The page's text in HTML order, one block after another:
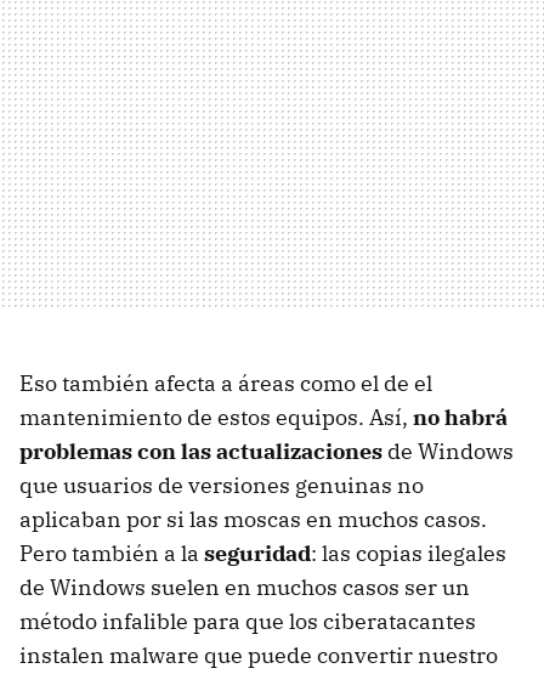
Eso también afecta a áreas como el de el
mantenimiento de estos equipos. Así, no habrá
problemas con las actualizaciones de Windows
que usuarios de versiones genuinas no
aplicaban por si las moscas en muchos casos.
Pero también a la seguridad: las copias ilegales
de Windows suelen en muchos casos ser un
método infalible para que los ciberatacantes
instalen malware que puede convertir nuestro